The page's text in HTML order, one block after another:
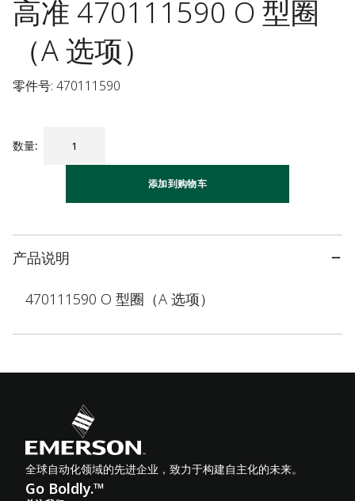
高准 470111590 O 型圈
（A 选项）
零件号: 470111590
数量:
添加到购物车
产品说明
470111590 O 型圈（A 选项）
全球自动化领域的先进企业，致力于构建自主化的未来。
Go Boldly.™